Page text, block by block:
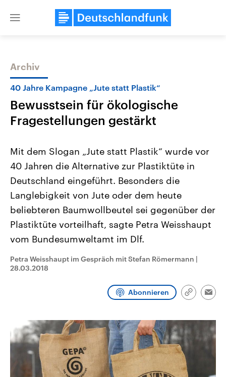
Close
Themen
Landtagswahl Sachsen-Anhalt
2026
Alle Informationen
Sachsen-Anhalt wählt am 6.
September 2026 einen neuen
Landtag. Seit 2021 wird das
Bundesland von einer Koalition aus
Umfragen, Prognosen,
und Hintergründe zu den Parteien
und Kandidaten der anstehenden
Wahl.
USA
Aktuelle Beiträge,
Hintergründe
Wirtschaftlich und
gehören die Vereinigten
den mächtigsten Ländern
mit großem Einfluss auf
aktuelle Weltgeschehen.
Sendungen Programm Podcasts
Archiv
40 Jahre Kampagne „Jute statt Plastik“
Bewusstsein für ökologische
Fragestellungen gestärkt
Mit dem Slogan „Jute statt Plastik“ wurde vor
40 Jahren die Alternative zur Plastiktüte in
Deutschland eingeführt. Besonders die
Langlebigkeit von Jute oder dem heute
beliebteren Baumwollbeutel sei gegenüber der
Plastiktüte vorteilhaft, sagte Petra Weisshaupt
vom Bundesumweltamt im Dlf.
Petra Weisshaupt im Gespräch mit Stefan Römermann |
28.03.2018
Abonnieren
Link